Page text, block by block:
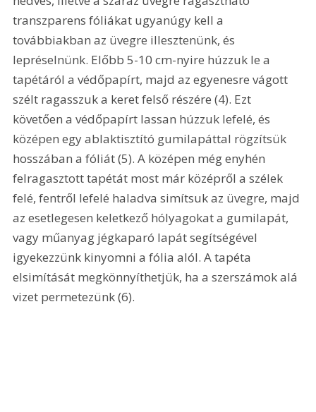
transzparens fóliákat ugyanúgy kell a
továbbiakban az üvegre illesztenünk, és
lepréselnünk. Előbb 5-10 cm-nyire húzzuk le a
tapétáról a védőpapírt, majd az egyenesre vágott
szélt ragasszuk a keret felső részére (4). Ezt
követően a védőpapírt lassan húzzuk lefelé, és
középen egy ablaktisztító gumilapáttal rögzítsük
hosszában a fóliát (5). A középen még enyhén
felragasztott tapétát most már középről a szélek
felé, fentről lefelé haladva simítsuk az üvegre, majd
az esetlegesen keletkező hólyagokat a gumilapát,
vagy műanyag jégkaparó lapát segítségével
igyekezzünk kinyomni a fólia alól. A tapéta
elsimítását megkönnyíthetjük, ha a szerszámok alá
vizet permetezünk (6).